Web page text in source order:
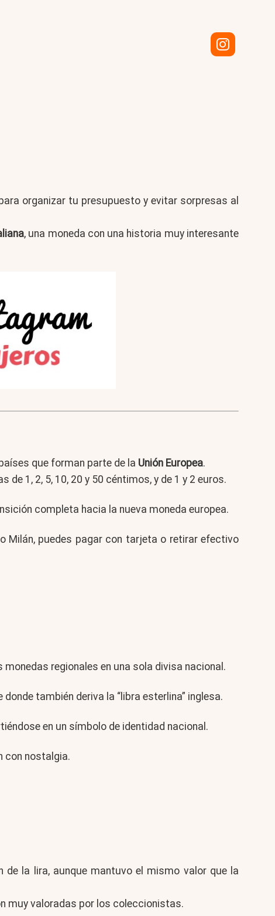
organizar tu presupuesto y evitar sorpresas al
, una moneda con una historia muy interesante
que forman parte de la Unión Europea.
de 1, 2, 5, 10, 20 y 50 céntimos, y de 1 y 2 euros.
completa hacia la nueva moneda europea.
Milán, puedes pagar con tarjeta o retirar efectivo
regionales en una sola divisa nacional.
también deriva la “libra esterlina” inglesa.
en un símbolo de identidad nacional.
con nostalgia.
de la lira, aunque mantuvo el mismo valor que la
muy valoradas por los coleccionistas.